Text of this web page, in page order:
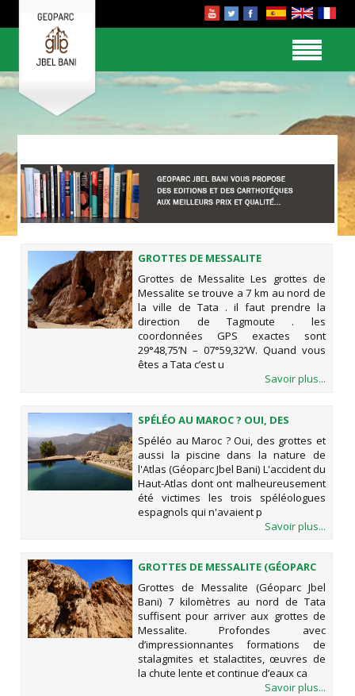
GROTTES DE MESSALITE
Grottes de Messalite Les grottes de
Messalite se trouve a 7 km au nord de
la ville de Tata . il faut prendre la
direction de Tagmoute . les
coordonnées GPS exactes sont
29°48,75’N – 07°59,32’W. Quand vous
êtes a Tata c’est u
Savoir plus...
SPÉLÉO AU MAROC ? OUI, DES
GROTTES ET AUSSI LA PISCINE DANS
LA NATURE DE L'ATLAS (GÉOPARC
JBEL BANI)
Spéléo au Maroc ? Oui, des grottes et
aussi la piscine dans la nature de
l'Atlas (Géoparc Jbel Bani) L'accident du
Haut-Atlas dont ont malheureusement
été victimes les trois spéléologues
espagnols qui n'avaient p
Savoir plus...
GROTTES DE MESSALITE (GÉOPARC
JBEL BANI)
Grottes de Messalite (Géoparc Jbel
Bani) 7 kilomètres au nord de Tata
suffisent pour arriver aux grottes de
Messalite. Profondes avec
d’impressionnantes formations de
stalagmites et stalactites, œuvres de
la chute lente et continue d’eaux ca
Savoir plus...